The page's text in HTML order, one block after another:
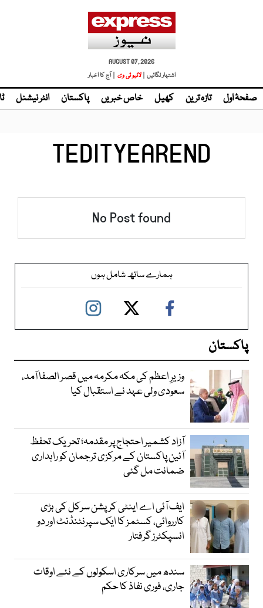
AUGUST 07, 2026
اشتہار لگائیں | لائیو ٹی وی | آج کا اخبار
صفحۂ اول تازہ ترین کھیل خاص خبریں پاکستان انٹر نیشنل
TEDITYEAREND
No Post found
ہمارے ساتھ شامل ہوں
پاکستان
وزیرِ اعظم کی مکہ مکرمہ میں قصر الصفا آمد،
سعودی ولی عہد نے استقبال کیا
آزاد کشمیر احتجاج پر مقدمہ؛ تحریک تحفظ
آئین پاکستان کے مرکزی ترجمان کو راہداری
ضمانت مل گئی
ایف آئی اے اینٹی کرپشن سرکل کی بڑی
کارروائی، کسٹمز کا ایک سپرنٹنڈنٹ اور دو
انسپکٹرز گرفتار
سندھ میں سرکاری اسکولوں کے نئے اوقات
جاری، فوری نفاذ کا حکم